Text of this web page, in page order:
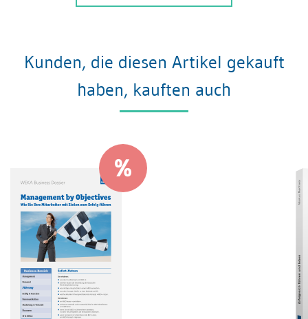
Kunden, die diesen Artikel gekauft
haben, kauften auch